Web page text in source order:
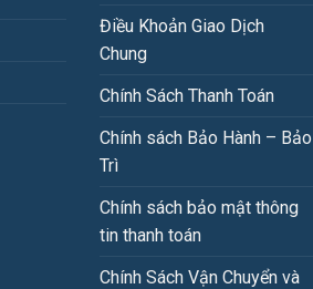
Điều Khoản Giao Dịch
Chung
Chính Sách Thanh Toán
Chính sách Bảo Hành – Bảo
Trì
Chính sách bảo mật thông
tin thanh toán
Chính Sách Vận Chuyển và